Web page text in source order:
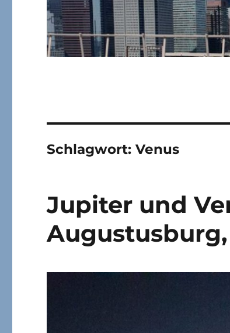
Schlagwort:Venus
Jupiter und